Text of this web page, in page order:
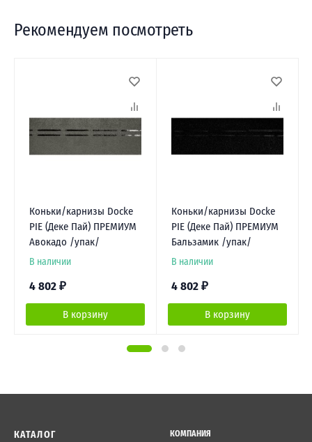
Рекомендуем посмотреть
Коньки/карнизы Docke
PIE (Деке Пай) ПРЕМИУМ
Авокадо /упак/
В наличии
4 802 ₽
В корзину
Коньки/карнизы Docke
PIE (Деке Пай) ПРЕМИУМ
Бальзамик /упак/
В наличии
4 802 ₽
В корзину
КАТАЛОГ
КОМПАНИЯ